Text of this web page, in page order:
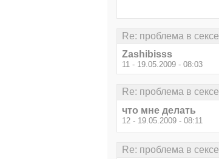
Re: проблема в сексе
Zashibisss
11 - 19.05.2009 - 08:03
Re: проблема в сексе
что мне делать
12 - 19.05.2009 - 08:11
Re: проблема в сексе